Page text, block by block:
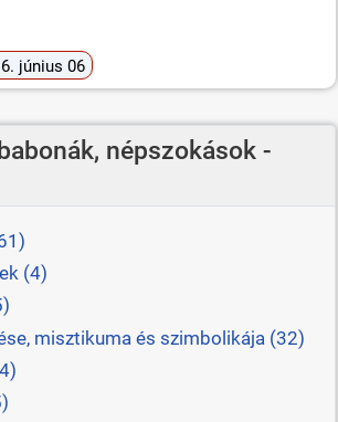
június 06
népszokások -
(4)
misztikuma és szimbolikája (32)